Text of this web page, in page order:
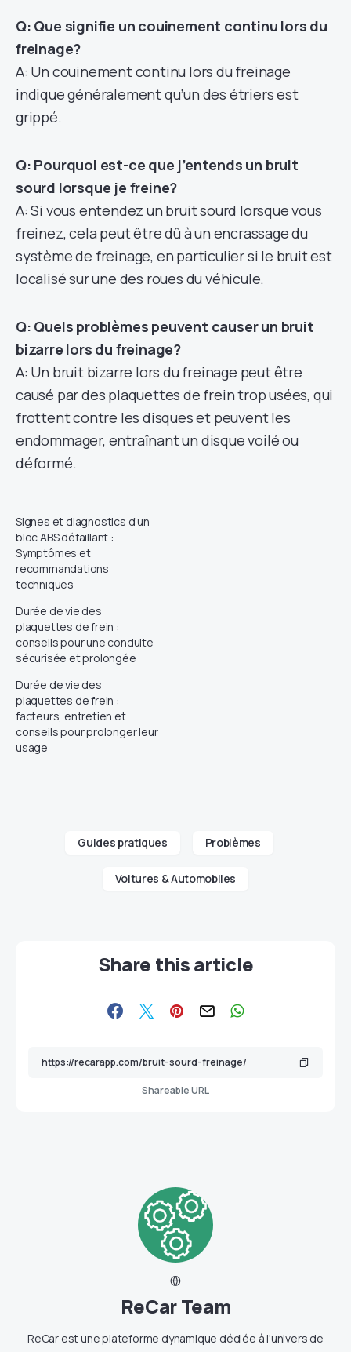
Q: Que signifie un couinement continu lors du
freinage?
A: Un couinement continu lors du freinage
indique généralement qu’un des étriers est
grippé.
Q: Pourquoi est-ce que j’entends un bruit
sourd lorsque je freine?
A: Si vous entendez un bruit sourd lorsque vous
freinez, cela peut être dû à un encrassage du
système de freinage, en particulier si le bruit est
localisé sur une des roues du véhicule.
Q: Quels problèmes peuvent causer un bruit
bizarre lors du freinage?
A: Un bruit bizarre lors du freinage peut être
causé par des plaquettes de frein trop usées, qui
frottent contre les disques et peuvent les
endommager, entraînant un disque voilé ou
déformé.
Signes et diagnostics d’un
bloc ABS défaillant :
Symptômes et
recommandations
techniques
Durée de vie des
plaquettes de frein :
conseils pour une conduite
sécurisée et prolongée
Durée de vie des
plaquettes de frein :
facteurs, entretien et
conseils pour prolonger leur
usage
Guides pratiques Problèmes
Voitures & Automobiles
Share this article
Shareable URL
ReCar Team
ReCar est une plateforme dynamique dédiée à l'univers de